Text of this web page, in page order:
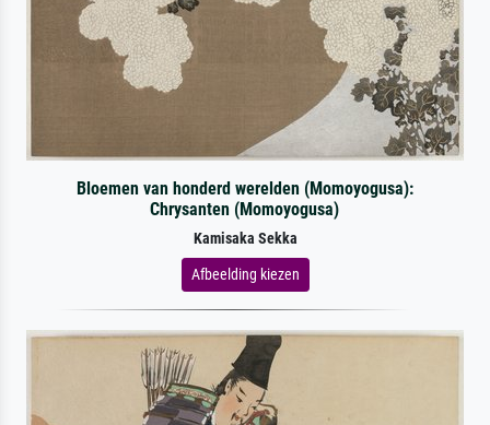
Bloemen van honderd werelden (Momoyogusa):
Chrysanten (Momoyogusa)
Kamisaka Sekka
Afbeelding kiezen